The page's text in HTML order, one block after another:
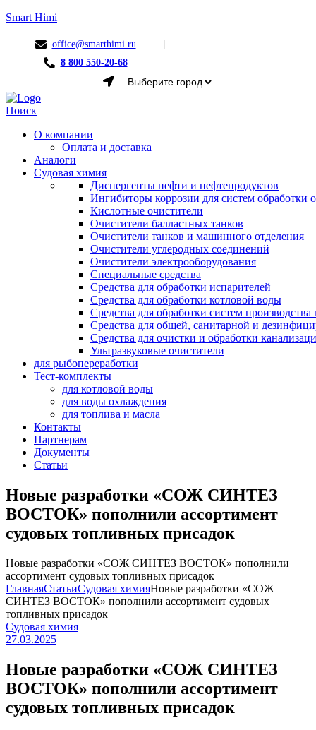
Smart Himi
8 800 550-20-68
office@smarthimi.ru
Menu
Поиск
О компании
Оплата и доставка
Аналоги
Судовая химия
Диспергенты нефти и нефтепродуктов
Ингибиторы коррозии для систем
Кислотные очистители
Очистители балластных танков
Очистители танков и машинного отделения
Очистители углеродных соединений
Очистители электрооборудования
Специальные средства
Средства для обработки испарителей
Средства для обработки котловой воды
Средства для обработки систем
Средства для общей, санитарной и
Средства для очистки и обработки
Ультразвуковые очистители
для рыбопереработки
Тест-комплекты
для котловой воды
для воды охлаждения
для топлива и масла
Контакты
Партнерам
Документы
Статьи
Новые разработки «СОЖ СИНТЕЗ
ВОСТОК» пополнили ассортимент
судовых топливных присадок
Новые разработки «СОЖ СИНТЕЗ ВОСТОК» пополнили
ассортимент судовых топливных присадок
ГлавнаяСтатьиСудовая химияНовые разработки «СОЖ
СИНТЕЗ ВОСТОК» пополнили ассортимент судовых
топливных присадок
Категории
Судовая химия
27.03.2025
Новые разработки «СОЖ СИНТЕЗ
ВОСТОК» пополнили ассортимент
судовых топливных присадок